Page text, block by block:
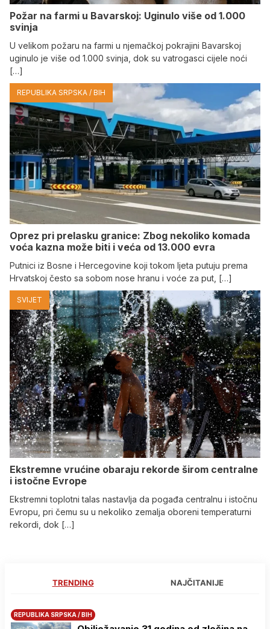
Požar na farmi u Bavarskoj: Uginulo više od 1.000
svinja
U velikom požaru na farmi u njemačkoj pokrajini Bavarskoj
uginulo je više od 1.000 svinja, dok su vatrogasci cijele noći
[…]
REPUBLIKA SRPSKA / BIH
Oprez pri prelasku granice: Zbog nekoliko komada
voća kazna može biti i veća od 13.000 evra
Putnici iz Bosne i Hercegovine koji tokom ljeta putuju prema
Hrvatskoj često sa sobom nose hranu i voće za put, […]
SVIJET
Ekstremne vrućine obaraju rekorde širom centralne
i istočne Evrope
Ekstremni toplotni talas nastavlja da pogađa centralnu i istočnu
Evropu, pri čemu su u nekoliko zemalja oboreni temperaturni
rekordi, dok […]
TRENDING NAJČITANIJE
REPUBLIKA SRPSKA / BIH